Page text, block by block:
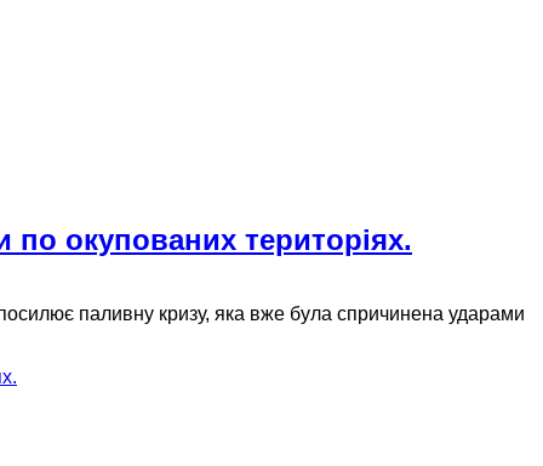
по окупованих територіях.
паливну кризу, яка вже була спричинена ударами